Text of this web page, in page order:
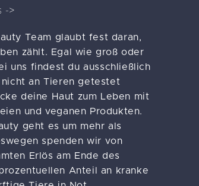
->
Team glaubt fest daran,
zählt. Egal wie groß oder
uns findest du ausschließlich
an Tieren getestet
deine Haut zum Leben mit
und veganen Produkten.
geht es um mehr als
spenden wir von
Erlös am Ende des
Anteil an kranke